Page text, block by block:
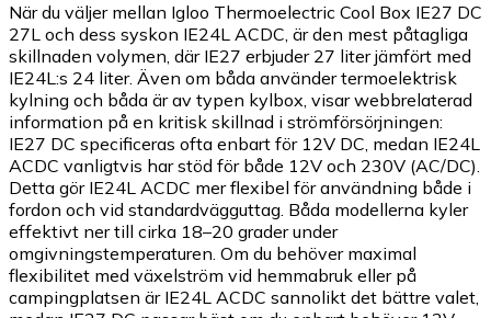
När du väljer mellan Igloo Thermoelectric Cool Box IE27 DC
27L och dess syskon IE24L ACDC, är den mest påtagliga
skillnaden volymen, där IE27 erbjuder 27 liter jämfört med
IE24L:s 24 liter. Även om båda använder termoelektrisk
kylning och båda är av typen kylbox, visar webbrelaterad
information på en kritisk skillnad i strömförsörjningen:
IE27 DC specificeras ofta enbart för 12V DC, medan IE24L
ACDC vanligtvis har stöd för både 12V och 230V (AC/DC).
Detta gör IE24L ACDC mer flexibel för användning både i
fordon och vid standardvägguttag. Båda modellerna kyler
effektivt ner till cirka 18–20 grader under
omgivningstemperaturen. Om du behöver maximal
flexibilitet med växelström vid hemmabruk eller på
campingplatsen är IE24L ACDC sannolikt det bättre valet,